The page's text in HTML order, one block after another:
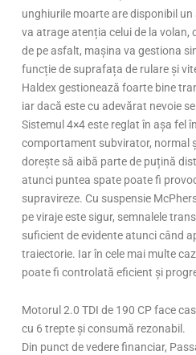
unghiurile moarte are disponibil
va atrage atenția celui de la volan,
de pe asfalt, mașina va gestiona
funcție de suprafața de rulare și
Haldex gestionează foarte bine
iar dacă este cu adevărat nevoie
Sistemul 4×4 este reglat în așa fel
comportament subvirator, normal
dorește să aibă parte de puțină
atunci puntea spate poate fi
supravireze. Cu suspensie
pe viraje este sigur, semnalele
suficient de evidente atunci când
traiectorie. Iar în cele mai multe
poate fi controlată eficient și
Motorul 2.0 TDI de 190 CP face
cu 6 trepte și consumă rezonabil.
Din punct de vedere financiar,